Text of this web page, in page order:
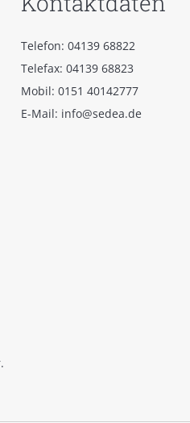
Telefon: 04139 68822
Telefax: 04139 68823
Mobil: 0151 40142777
E-Mail: info@sedea.de